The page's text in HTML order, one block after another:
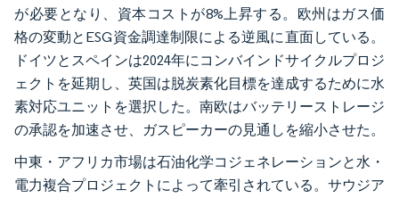
が必要となり、資本コストが8%上昇する。欧州はガス価
格の変動とESG資金調達制限による逆風に直面している。
ドイツとスペインは2024年にコンバインドサイクルプロジ
ェクトを延期し、英国は脱炭素化目標を達成するために水
素対応ユニットを選択した。南欧はバッテリーストレージ
の承認を加速させ、ガスピーカーの見通しを縮小させた。
中東・アフリカ市場は石油化学コジェネレーションと水・
電力複合プロジェクトによって牽引されている。サウジア